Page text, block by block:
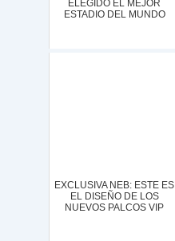
ELEGIDO EL MEJOR
ESTADIO DEL MUNDO
EXCLUSIVA NEB: ESTE ES
EL DISEÑO DE LOS
NUEVOS PALCOS VIP